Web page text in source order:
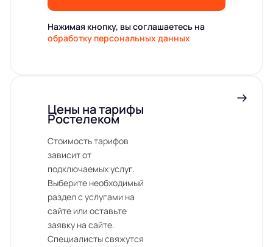
Нажимая кнопку, вы соглашаетесь на
обработку персональных данных
Цены на тарифы
Ростелеком
Стоимость тарифов
зависит от
подключаемых услуг.
Выберите необходимый
раздел с услугами на
сайте или оставьте
заявку на сайте.
Специалисты свяжутся